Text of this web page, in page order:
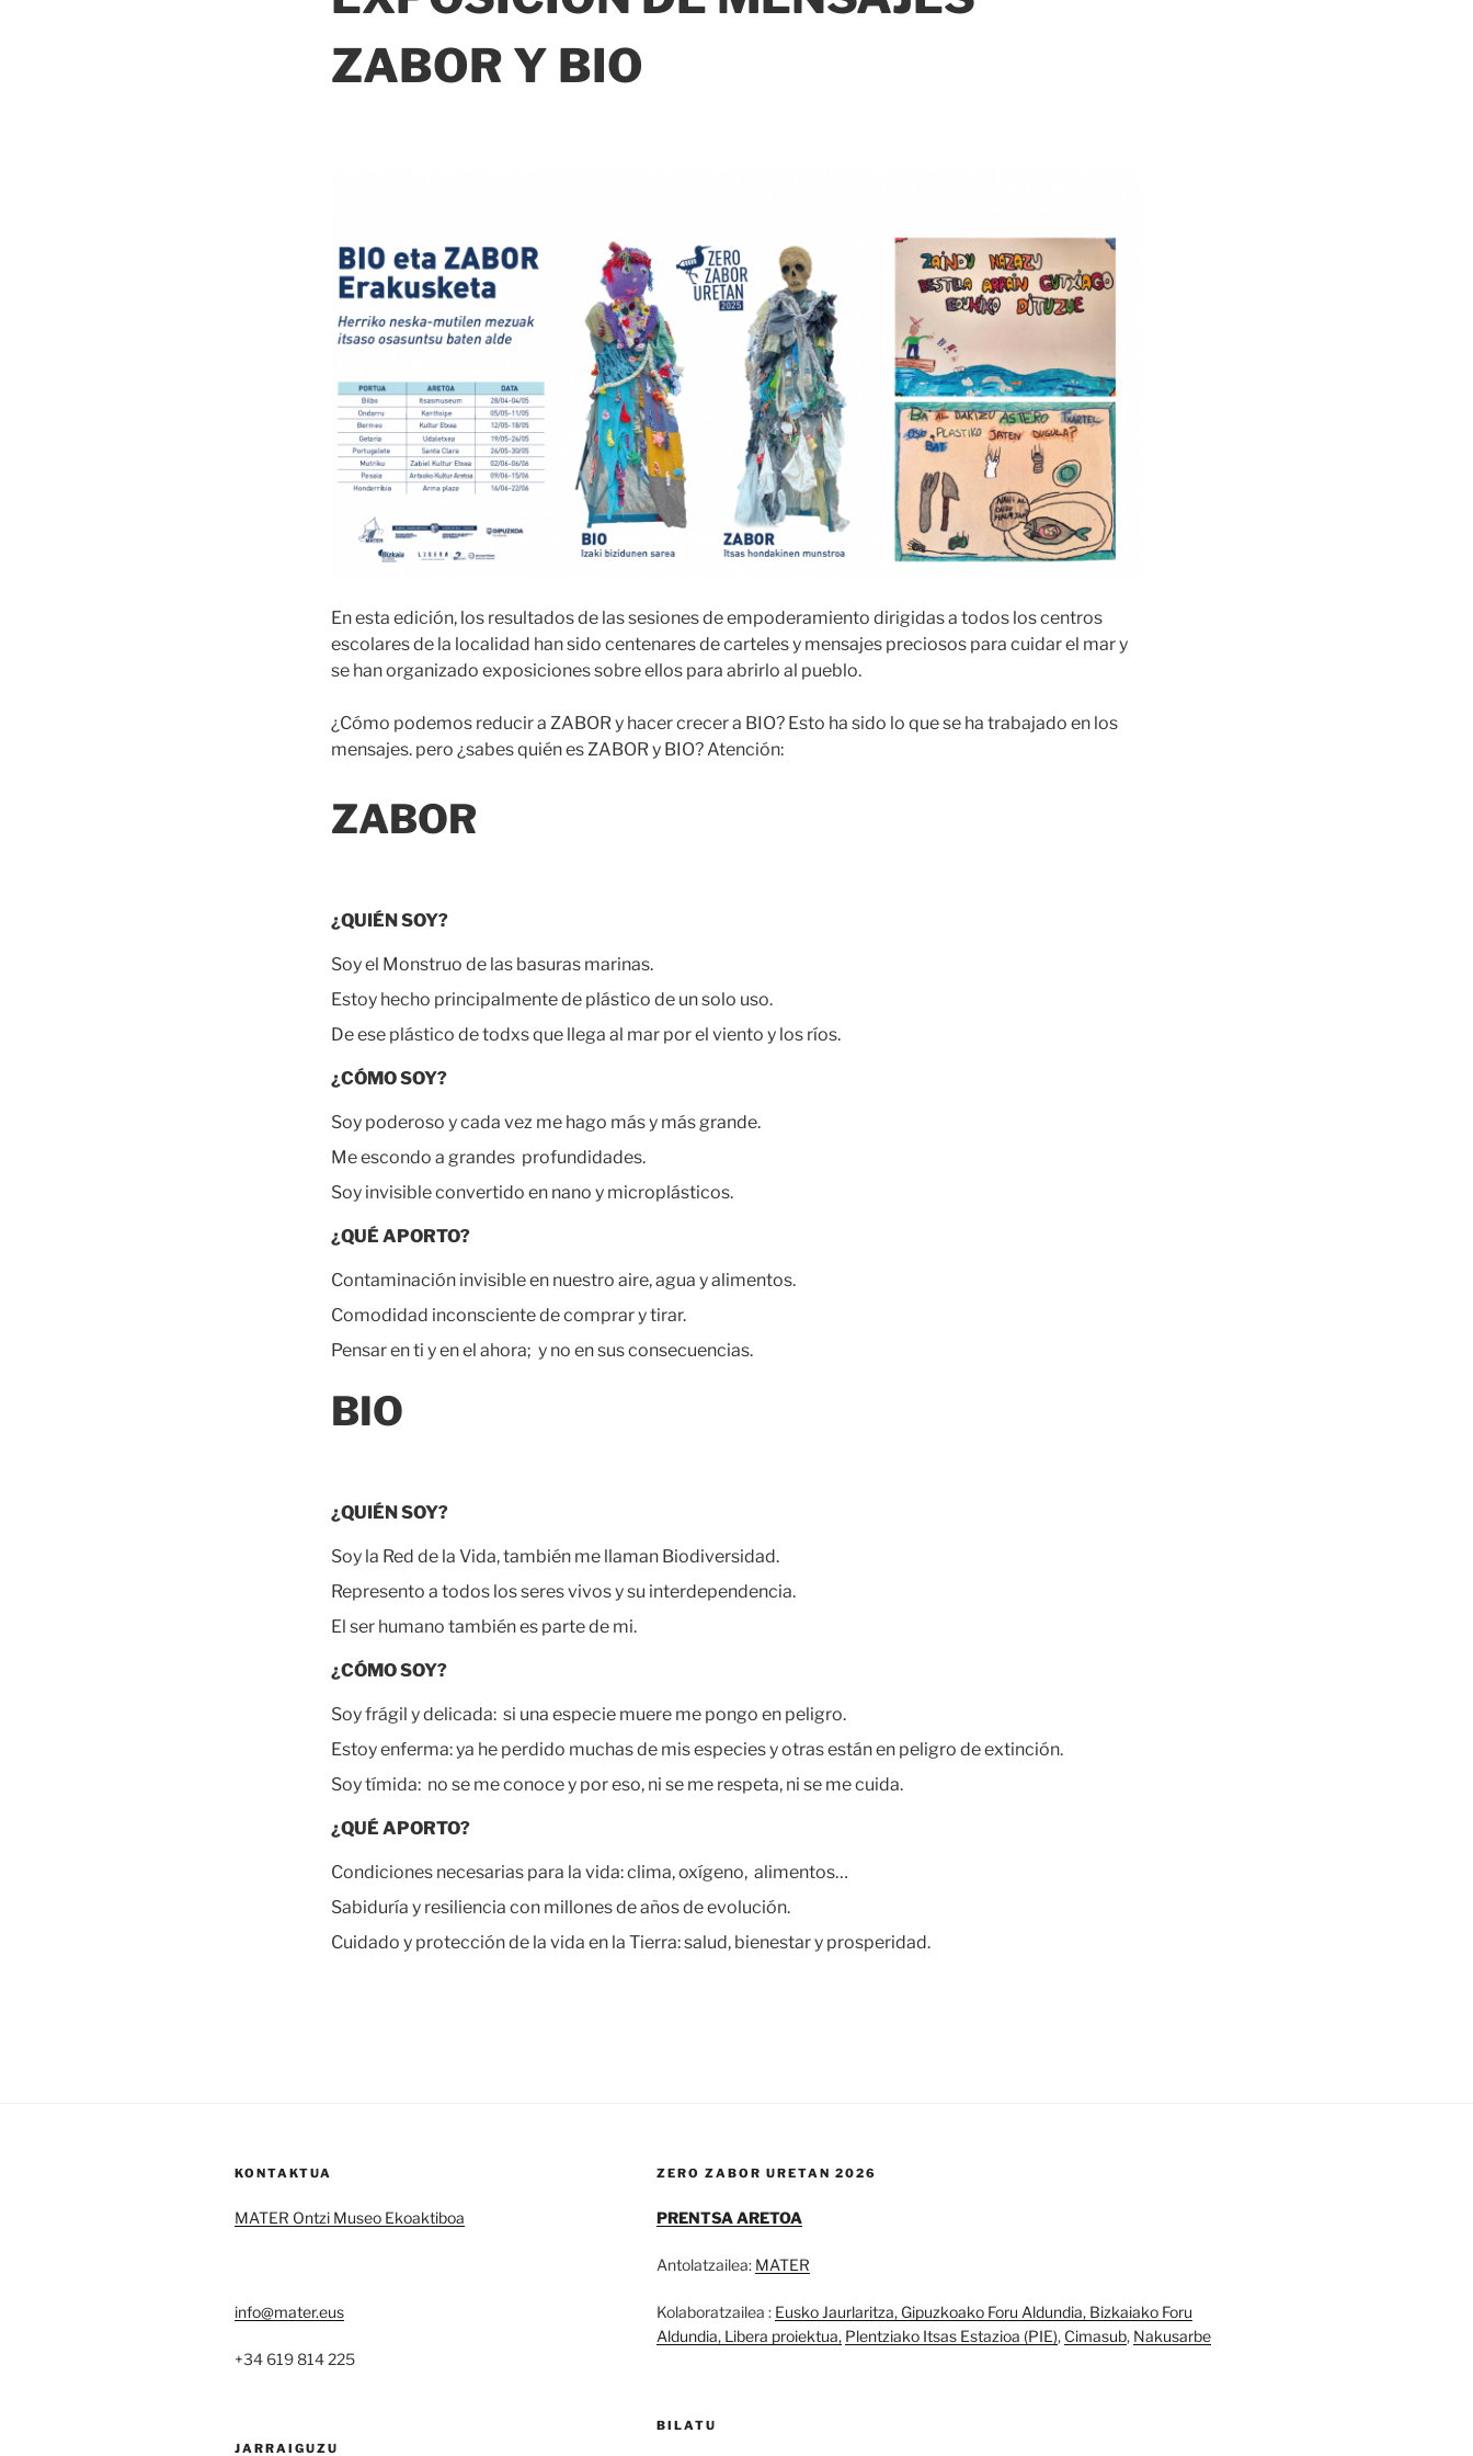
ZABOR Y BIO
En esta edición, los resultados de las sesiones de empoderamiento dirigidas a todos los centros
escolares de la localidad han sido centenares de carteles y mensajes preciosos para cuidar el mar y
se han organizado exposiciones sobre ellos para abrirlo al pueblo.
¿Cómo podemos reducir a ZABOR y hacer crecer a BIO? Esto ha sido lo que se ha trabajado en los
mensajes. pero ¿sabes quién es ZABOR y BIO? Atención:
ZABOR
¿QUIÉN SOY?
Soy el Monstruo de las basuras marinas.
Estoy hecho principalmente de plástico de un solo uso.
De ese plástico de todxs que llega al mar por el viento y los ríos.
¿CÓMO SOY?
Soy poderoso y cada vez me hago más y más grande.
Me escondo a grandes profundidades.
Soy invisible convertido en nano y microplásticos.
¿QUÉ APORTO?
Contaminación invisible en nuestro aire, agua y alimentos.
Comodidad inconsciente de comprar y tirar.
Pensar en ti y en el ahora; y no en sus consecuencias.
BIO
¿QUIÉN SOY?
Soy la Red de la Vida, también me llaman Biodiversidad.
Represento a todos los seres vivos y su interdependencia.
El ser humano también es parte de mi.
¿CÓMO SOY?
Soy frágil y delicada: si una especie muere me pongo en peligro.
Estoy enferma: ya he perdido muchas de mis especies y otras están en peligro de extinción.
Soy tímida: no se me conoce y por eso, ni se me respeta, ni se me cuida.
¿QUÉ APORTO?
Condiciones necesarias para la vida: clima, oxígeno, alimentos…
Sabiduría y resiliencia con millones de años de evolución.
Cuidado y protección de la vida en la Tierra: salud, bienestar y prosperidad.
KONTAKTUA
MATER Ontzi Museo Ekoaktiboa
info@mater.eus
+34 619 814 225
JARRAIGUZU
ZERO ZABOR URETAN 2026
PRENTSA ARETOA
Antolatzailea: MATER
Kolaboratzailea : Eusko Jaurlaritza, Gipuzkoako Foru Aldundia, Bizkaiako Foru
Aldundia, Libera proiektua, Plentziako Itsas Estazioa (PIE), Cimasub, Nakusarbe
BILATU